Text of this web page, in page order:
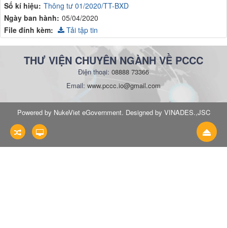
Số kí hiệu: Thông tư 01/2020/TT-BXD
Ngày ban hành: 05/04/2020
File đính kèm: Tải tập tin
THƯ VIỆN CHUYÊN NGÀNH VỀ PCCC
Điện thoại: 08888 73366
Email: www.pccc.io@gmail.com
Powered by NukeViet eGovernment. Designed by VINADES.,JSC